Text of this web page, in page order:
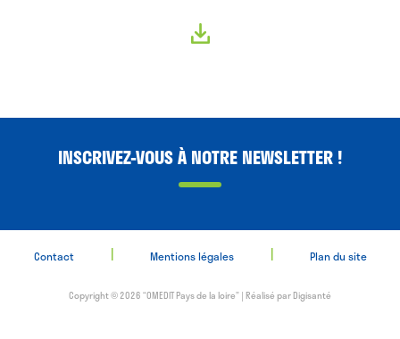
INSCRIVEZ-VOUS À NOTRE NEWSLETTER !
Contact | Mentions légales | Plan du site
Copyright © 2026 “OMEDIT Pays de la loire” | Réalisé parDigisanté